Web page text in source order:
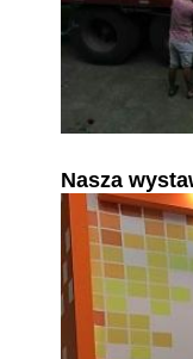
Nasza